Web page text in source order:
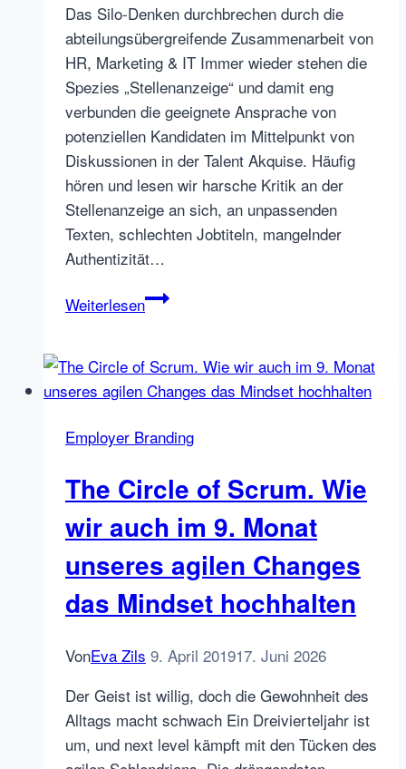
Das Silo-Denken durchbrechen durch die
abteilungsübergreifende Zusammenarbeit von
HR, Marketing & IT Immer wieder stehen die
Spezies „Stellenanzeige“ und damit eng
verbunden die geeignete Ansprache von
potenziellen Kandidaten im Mittelpunkt von
Diskussionen in der Talent Akquise. Häufig
hören und lesen wir harsche Kritik an der
Stellenanzeige an sich, an unpassenden
Texten, schlechten Jobtiteln, mangelnder
Authentizität…
WeiterlesenWie
Online-
Recruiting?
der
HR-
Digital
Studie
2019
Employer Branding
The Circle of Scrum. Wie
wir auch im 9. Monat
unseres agilen Changes
das Mindset hochhalten
VonEva Zils 9. April 201917. Juni 2026
Der Geist ist willig, doch die Gewohnheit des
Alltags macht schwach Ein Dreivierteljahr ist
um, und next level kämpft mit den Tücken des